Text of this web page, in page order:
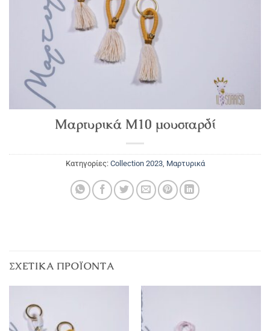
Μαρτυρικά Μ10 μουσταρδί
Κατηγορίες: Collection 2023, Μαρτυρικά
ΣΧΕΤΙΚΆ ΠΡΟΪΌΝΤΑ